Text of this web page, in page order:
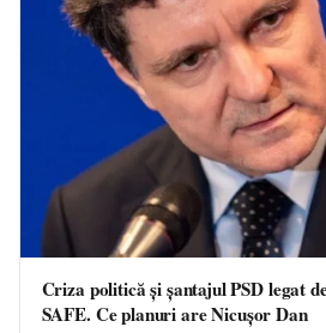
Criza politică şi şantajul PSD legat
SAFE. Ce planuri are Nicuşor Dan